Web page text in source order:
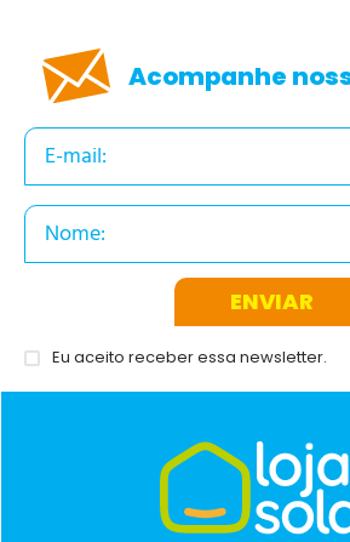
Acompanhe
ENVIAR
Eu aceito receber essa newsletter.